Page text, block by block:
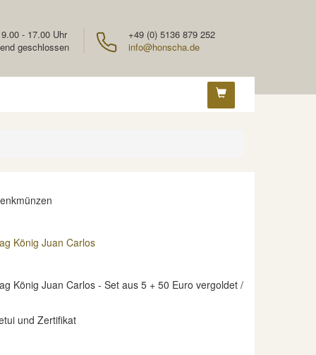
+49 (0) 5136 879 252
info@honscha.de
- 17.00 Uhr
geschlossen
König Juan Carlos
König Juan Carlos - Set aus 5 + 50 Euro vergoldet /
und Zertifikat